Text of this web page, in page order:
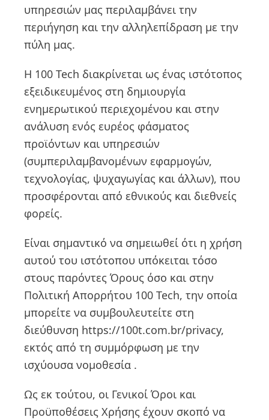
υπηρεσιών μας περιλαμβάνει την
περιήγηση και την αλληλεπίδραση με την
πύλη μας.
Η 100 Tech διακρίνεται ως ένας ιστότοπος
εξειδικευμένος στη δημιουργία
ενημερωτικού περιεχομένου και στην
ανάλυση ενός ευρέος φάσματος
προϊόντων και υπηρεσιών
(συμπεριλαμβανομένων εφαρμογών,
τεχνολογίας, ψυχαγωγίας και άλλων), που
προσφέρονται από εθνικούς και διεθνείς
φορείς.
Είναι σημαντικό να σημειωθεί ότι η χρήση
αυτού του ιστότοπου υπόκειται τόσο
στους παρόντες Όρους όσο και στην
Πολιτική Απορρήτου 100 Tech, την οποία
μπορείτε να συμβουλευτείτε στη
διεύθυνση https://100t.com.br/privacy,
εκτός από τη συμμόρφωση με την
ισχύουσα νομοθεσία .
Ως εκ τούτου, οι Γενικοί Όροι και
Προϋποθέσεις Χρήσης έχουν σκοπό να